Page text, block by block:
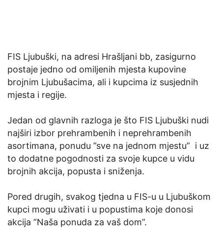
FIS Ljubuški, na adresi Hrašljani bb, zasigurno
postaje jedno od omiljenih mjesta kupovine
brojnim Ljubušacima, ali i kupcima iz susjednih
mjesta i regije.
Jedan od glavnih razloga je što FIS Ljubuški nudi
najširi izbor prehrambenih i neprehrambenih
asortimana, ponudu ”sve na jednom mjestu” i uz
to dodatne pogodnosti za svoje kupce u vidu
brojnih akcija, popusta i sniženja.
Pored drugih, svakog tjedna u FIS-u u Ljubuškom
kupci mogu uživati i u popustima koje donosi
akcija ”Naša ponuda za vaš dom”.